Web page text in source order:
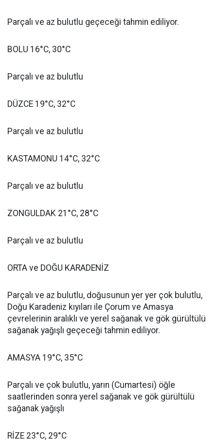
Parçalı ve az bulutlu geçeceği tahmin ediliyor.
BOLU 16°C, 30°C
Parçalı ve az bulutlu
DÜZCE 19°C, 32°C
Parçalı ve az bulutlu
KASTAMONU 14°C, 32°C
Parçalı ve az bulutlu
ZONGULDAK 21°C, 28°C
Parçalı ve az bulutlu
ORTA ve DOĞU KARADENİZ
Parçalı ve az bulutlu, doğusunun yer yer çok bulutlu,
Doğu Karadeniz kıyıları ile Çorum ve Amasya
çevrelerinin aralıklı ve yerel sağanak ve gök gürültülü
sağanak yağışlı geçeceği tahmin ediliyor.
AMASYA 19°C, 35°C
Parçalı ve çok bulutlu, yarın (Cumartesi) öğle
saatlerinden sonra yerel sağanak ve gök gürültülü
sağanak yağışlı
RİZE 23°C, 29°C